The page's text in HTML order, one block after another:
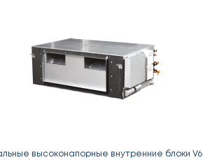
высоконапорные внутренние блоки V6